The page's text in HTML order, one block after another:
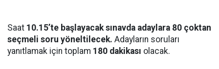
Saat 10.15’te başlayacak sınavda adaylara 80 çoktan
seçmeli soru yöneltilecek. Adayların soruları
yanıtlamak için toplam 180 dakikası olacak.